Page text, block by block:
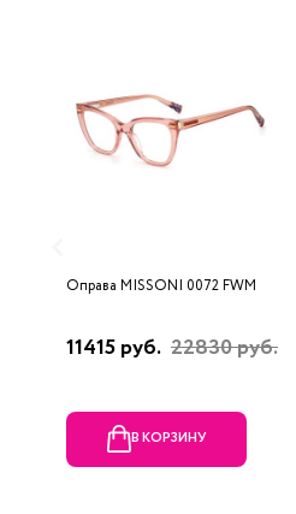
Оправа MISSONI 0072 FWM
11415 руб. 22830 руб.
В КОРЗИНУ